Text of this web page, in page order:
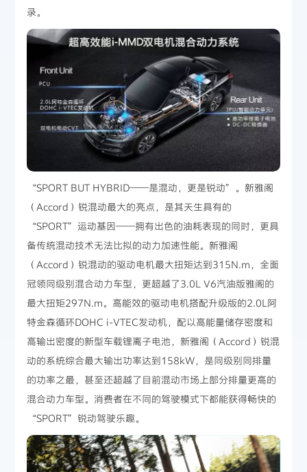
录。
“SPORT BUT HYBRID——是混动，更是锐动”。新雅阁
（Accord）锐混动最大的亮点，是其天生具有的
“SPORT”运动基因——拥有出色的油耗表现的同时，更具
备传统混动技术无法比拟的动力加速性能。新雅阁
（Accord）锐混动的驱动电机最大扭矩达到315N.m，全面
冠领同级别混合动力车型，更超越了3.0L V6汽油版雅阁的
最大扭矩297N.m。高能效的驱动电机搭配升级版的2.0L阿
特金森循环DOHC i-VTEC发动机，配以高能量储存密度和
高输出密度的新型车载锂离子电池，新雅阁（Accord）锐混
动的系统综合最大输出功率达到158kW，是同级别同排量
的功率之最，甚至还超越了目前混动市场上部分排量更高的
混合动力车型。消费者在不同的驾驶模式下都能获得畅快的
“SPORT”锐动驾驶乐趣。